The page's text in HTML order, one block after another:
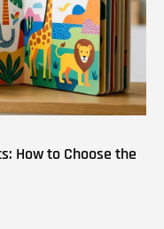
How to Choose the